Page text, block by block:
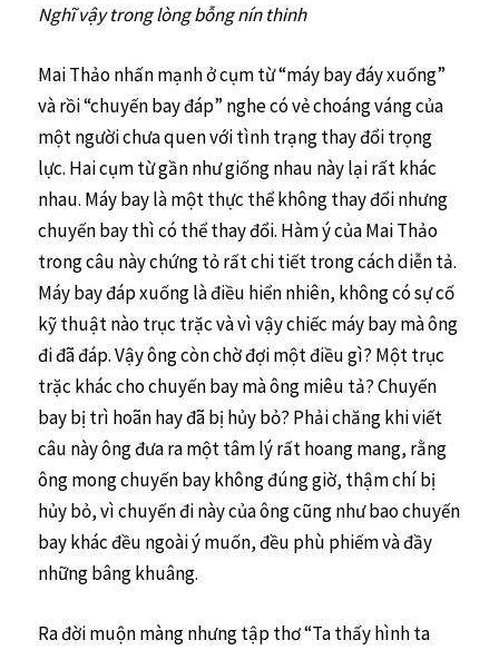
Nghĩ vậy trong lòng bỗng nín thinh
Mai Thảo nhấn mạnh ở cụm từ “máy bay đáy xuống”
và rồi “chuyến bay đáp” nghe có vẻ choáng váng của
một người chưa quen với tình trạng thay đổi trọng
lực. Hai cụm từ gần như giống nhau này lại rất khác
nhau. Máy bay là một thực thể không thay đổi nhưng
chuyến bay thì có thể thay đổi. Hàm ý của Mai Thảo
trong câu này chứng tỏ rất chi tiết trong cách diễn tả.
Máy bay đáp xuống là điều hiển nhiên, không có sự cố
kỹ thuật nào trục trặc và vì vậy chiếc máy bay mà ông
đi đã đáp. Vậy ông còn chờ đợi một điều gì? Một trục
trặc khác cho chuyến bay mà ông miêu tả? Chuyến
bay bị trì hoãn hay đã bị hủy bỏ? Phải chăng khi viết
câu này ông đưa ra một tâm lý rất hoang mang, rằng
ông mong chuyến bay không đúng giờ, thậm chí bị
hủy bỏ, vì chuyến đi này của ông cũng như bao chuyến
bay khác đều ngoài ý muốn, đều phù phiếm và đầy
những bâng khuâng.
Ra đời muộn màng nhưng tập thơ “Ta thấy hình ta